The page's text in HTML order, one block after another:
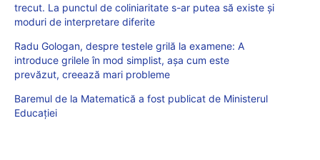
trecut. La punctul de coliniaritate s-ar putea să existe și
moduri de interpretare diferite
Radu Gologan, despre testele grilă la examene: A
introduce grilele în mod simplist, așa cum este
prevăzut, creează mari probleme
Baremul de la Matematică a fost publicat de Ministerul
Educației